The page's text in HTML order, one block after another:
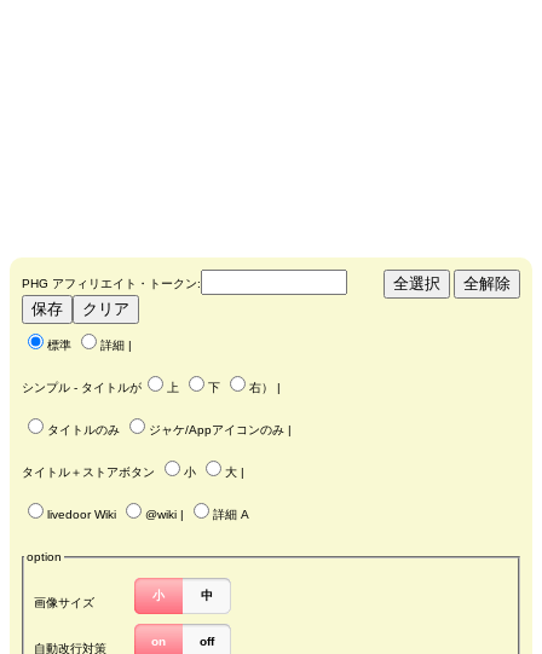
PHG アフィリエイト・トークン:
標準 詳細
シンプル - タイトルが 上 下 右） |
タイトルのみ ジャケ/Appアイコンのみ
タイトル＋ストアボタン 小 大
livedoor Wiki @wiki 詳細 A
option
画像サイズ
小 中
自動改行対策
on off